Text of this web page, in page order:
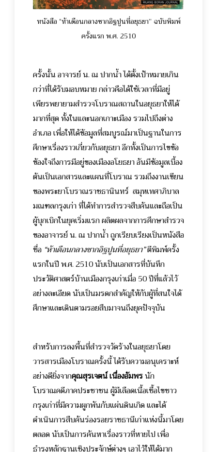
หนังสือ “ห้าเดือนกลางซากอิฐปูนที่อยุธยา” ฉบับพิมพ์
ครั้งแรก พ.ศ. 2510
ครั้งนั้น อาจารย์ น. ณ ปากน้ำ ได้ตั้งเป้าหมายเกิน
กว่าที่ได้รับมอบหมาย กล่าวคือได้ใช้เวลาที่มีอยู่
เพียรพยายามสำรวจโบราณสถานในอยุธยาให้ได้
มากที่สุด ทั้งในและนอกเกาะเมือง รวมไปถึงต่าง
อำเภอ เพื่อให้ได้ข้อมูลที่สมบูรณ์มาเป็นฐานในการ
ศึกษาเรื่องราวเกี่ยวกับอยุธยา อีกทั้งเป็นการไขข้อ
ข้องใจถึงการมีอยู่ของเมืองอโยธยา อันมีข้อมูลเบื้อง
ต้นเป็นเอกสารและแผนที่โบราณ รวมถึงงานเขียน
ของพระยาโบราณราชธานินทร์ สมุหเทศาภิบาล
มณฑลกรุงเก่า ที่ได้ทำการสำรวจสืบค้นและถือเป็น
ผู้บุกเบิกในยุคเริ่มแรกผลิตผลจากการศึกษาสำรวจ
ของอาจารย์ น. ณ ปากน้ำ ถูกเรียบเรียงเป็นหนังสือ
ชื่อ “ห้าเดือนกลางซากอิฐปูนที่อยุธยา”ตีพิมพ์ครั้ง
แรกในปี พ.ศ. 2510 นับเป็นเอกสารที่บันทึก
ประวัติศาสตร์บ้านเมืองกรุงเก่าเมื่อ 50 ปีที่แล้วไว้
อย่างละเอียด นับเป็นมรดกสำคัญให้กับผู้ที่สนใจได้
ศึกษาและเดินตามรอยสืบมาจนถึงยุคปัจจุบัน
สำหรับการลงพื้นที่สำรวจวัดร้างในอยุธยาโดย
วารสารเมืองโบราณครั้งนี้ ได้รับความอนุเคราะห์
อย่างดียิ่งจากคุณสุรเจตน์ เนื่องอัมพรนัก
โบราณคดีภาคประชาชน ผู้มีเลือดเนื้อเชื้อไขชาว
กรุงเก่าที่มีความผูกพันกับแผ่นดินเกิด และได้
ดำเนินการสืบค้นร่องรอยราชธานีเก่าแห่งนี้มาโดย
ตลอด นับเป็นการค้นหาเรื่องราวที่หายไป เพื่อ